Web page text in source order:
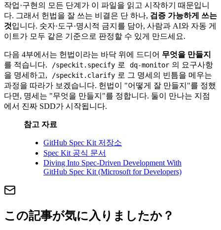
작업·구현의 모든 단계가 이 파일을 읽고 시작하기 때문입니
다. 그래서 헌법을 잘 쓰는 비결은 단 하나, 검증 가능하게 쓰는
것입니다. 숫자·도구·명시적 금지를 담아, 사람과 AI와 자동 게
이트가 모두 같은 기준으로 판정할 수 있게 만드세요.
다음 4부에서는 헌법이라는 바닥 위에 드디어 무엇을 만들지
를 적습니다.
/speckit.specify 로 dq-monitor 의 요구사항
을 명세하고,
/speckit.clarify 로 그 명세의 빈틈을 메우는
과정을 따라가 보겠습니다. 헌법이 "어떻게 잘 만들지"를 정했
다면, 명세는 "무엇을 만들지"를 정합니다. 둘이 만나는 지점
에서 진짜 SDD가 시작됩니다.
참고 자료
GitHub Spec Kit 저장소
Spec Kit 공식 문서
Diving Into Spec-Driven Development With
GitHub Spec Kit (Microsoft for Developers)
この記事が気に入りましたか？